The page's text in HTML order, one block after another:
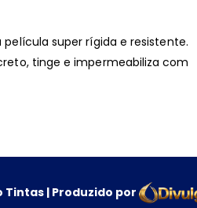
super rígida e resistente.
tinge e impermeabiliza com
| Produzido por